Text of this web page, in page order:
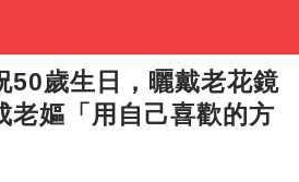
50歲生日，曬戴老花鏡
老嫗「用自己喜歡的方